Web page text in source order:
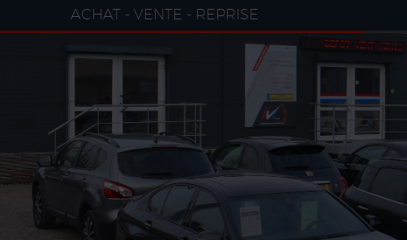
ACHAT - VENTE - REPRISE
Paramètres avancés des cookies